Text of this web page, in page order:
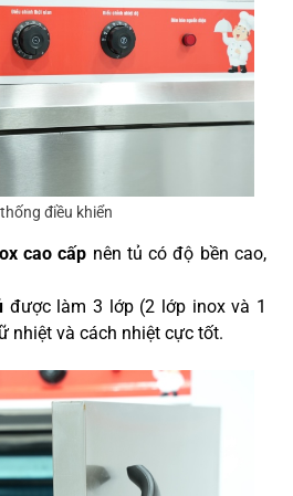
điều khiển
cao cấp nên tủ có độ bền cao,
được làm 3 lớp (2 lớp inox và 1
nhiệt và cách nhiệt cực tốt.